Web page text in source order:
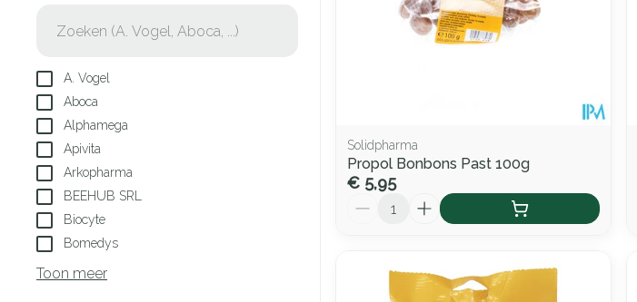
A. Vogel
Aboca
Alphamega
Apivita
Arkopharma
BEEHUB SRL
Biocyte
Bomedys
Toon meer
Solidpharma
Propol Bonbons Past 100g
€ 5,95